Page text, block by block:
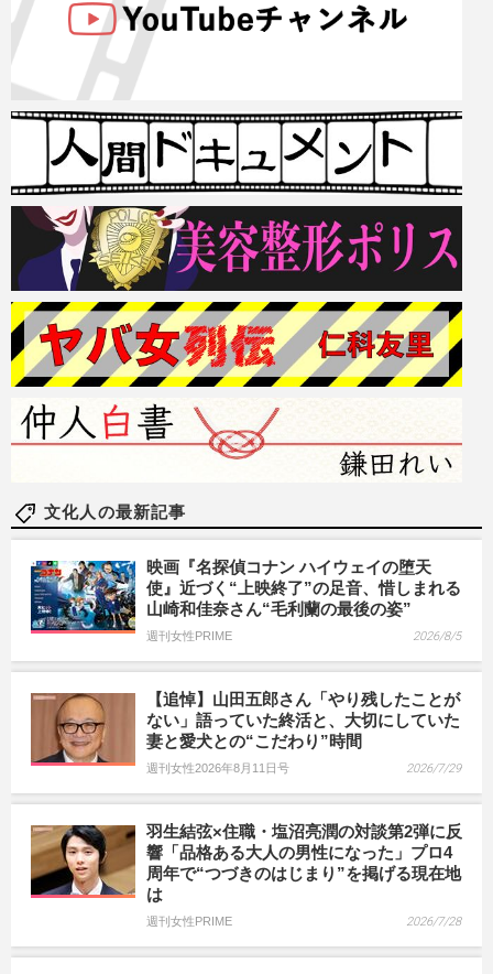
文化人の最新記事
映画『名探偵コナン ハイウェイの堕天
使』近づく“上映終了”の足音、惜しまれる
山崎和佳奈さん“毛利蘭の最後の姿”
週刊女性PRIME 2026/8/5
【追悼】山田五郎さん「やり残したことが
ない」語っていた終活と、大切にしていた
妻と愛犬との“こだわり”時間
週刊女性2026年8月11日号 2026/7/29
羽生結弦×住職・塩沼亮潤の対談第2弾に反
響「品格ある大人の男性になった」プロ4
周年で“つづきのはじまり”を掲げる現在地
は
週刊女性PRIME 2026/7/28